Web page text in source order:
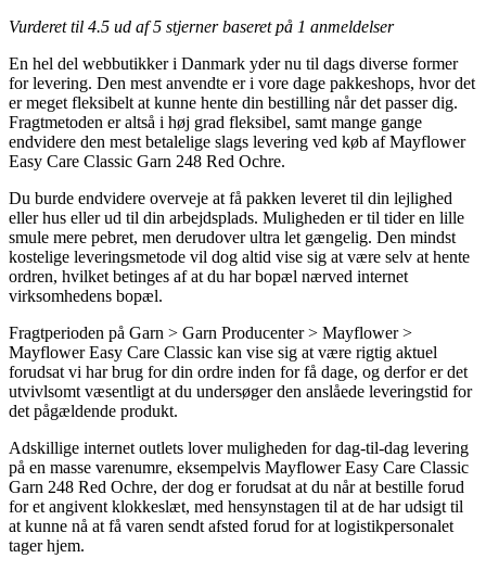
Vurderet til 4.5 ud af 5 stjerner baseret på 1 anmeldelser
En hel del webbutikker i Danmark yder nu til dags diverse former
for levering. Den mest anvendte er i vore dage pakkeshops, hvor det
er meget fleksibelt at kunne hente din bestilling når det passer dig.
Fragtmetoden er altså i høj grad fleksibel, samt mange gange
endvidere den mest betalelige slags levering ved køb af Mayflower
Easy Care Classic Garn 248 Red Ochre.
Du burde endvidere overveje at få pakken leveret til din lejlighed
eller hus eller ud til din arbejdsplads. Muligheden er til tider en lille
smule mere pebret, men derudover ultra let gængelig. Den mindst
kostelige leveringsmetode vil dog altid vise sig at være selv at hente
ordren, hvilket betinges af at du har bopæl nærved internet
virksomhedens bopæl.
Fragtperioden på Garn > Garn Producenter > Mayflower >
Mayflower Easy Care Classic kan vise sig at være rigtig aktuel
forudsat vi har brug for din ordre inden for få dage, og derfor er det
utvivlsomt væsentligt at du undersøger den anslåede leveringstid for
det pågældende produkt.
Adskillige internet outlets lover muligheden for dag-til-dag levering
på en masse varenumre, eksempelvis Mayflower Easy Care Classic
Garn 248 Red Ochre, der dog er forudsat at du når at bestille forud
for et angivent klokkeslæt, med hensynstagen til at de har udsigt til
at kunne nå at få varen sendt afsted forud for at logistikpersonalet
tager hjem.